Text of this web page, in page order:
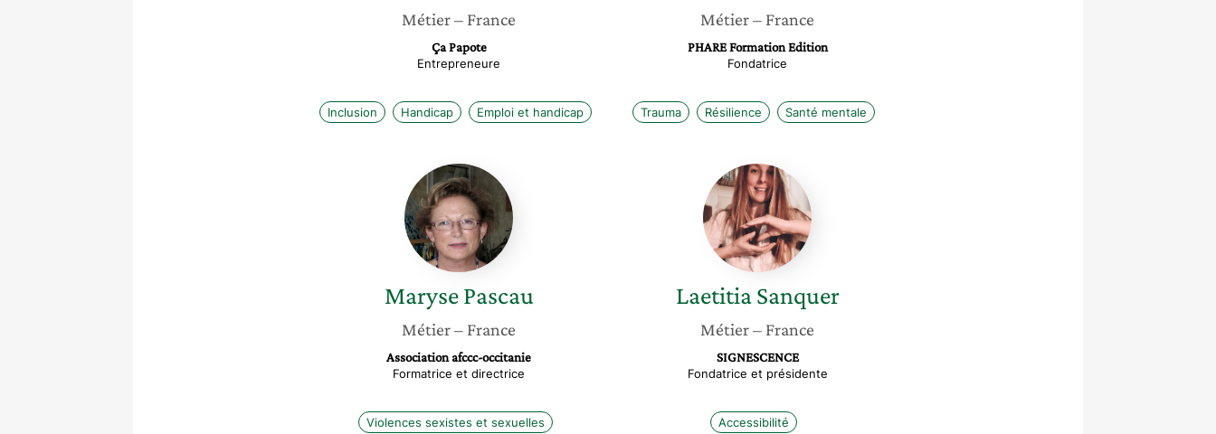
Métier– France
Ça Papote
Entrepreneure
Inclusion Handicap Emploi et handicap
Métier– France
PHARE Formation Edition
Fondatrice
Trauma Résilience Santé mentale
Maryse
Pascau
Maryse Pascau
Métier– France
Association afccc-occitanie
Formatrice et directrice
Violences sexistes et sexuelles
Laetitia
Sanquer
Laetitia Sanquer
Métier– France
SIGNESCENCE
Fondatrice et présidente
Accessibilité